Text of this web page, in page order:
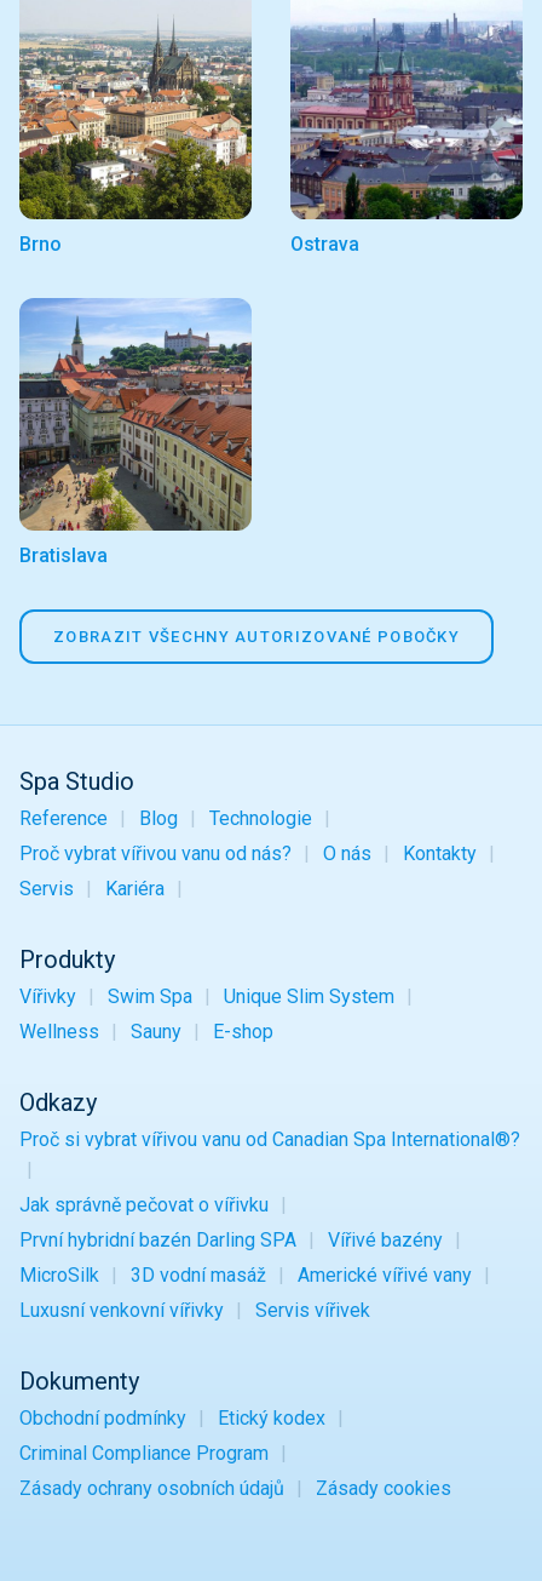
Brno Ostrava
Bratislava
ZOBRAZIT VŠECHNY AUTORIZOVANÉ POBOČKY
Spa Studio
Reference Blog
Technologie
Proč vybrat vířivou vanu od nás?
O nás
Kontakty
Servis
Kariéra
Produkty
Vířivky Swim Spa
Unique Slim System
Wellness
Sauny E-shop
Odkazy
Proč si vybrat vířivou vanu od Canadian Spa International®?
Jak správně pečovat o vířivku
První hybridní bazén Darling SPA
Vířivé bazény
MicroSilk
3D vodní masáž
Americké vířivé vany
Luxusní venkovní vířivky
Servis vířivek
Dokumenty
Obchodní podmínky
Etický kodex
Criminal Compliance Program
Zásady ochrany osobních údajů
Zásady cookies